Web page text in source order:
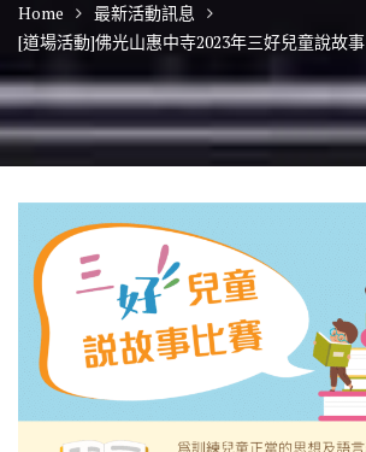
Home
最新活動訊息
[道場活動]佛光山惠中寺2023年三好兒童說故事